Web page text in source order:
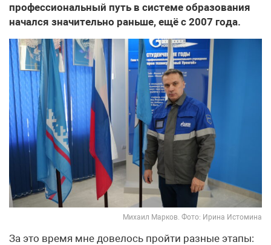
профессиональный путь в системе образования
начался значительно раньше, ещё с 2007 года.
Михаил Марков. Фото: Ирина Истомина
За это время мне довелось пройти разные этапы: